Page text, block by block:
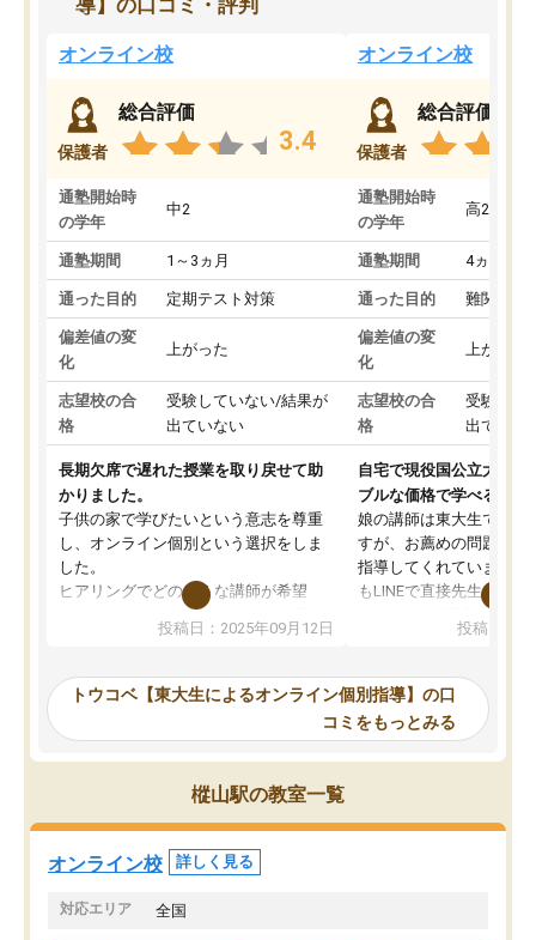
導】の口コミ・評判
オンライン校
保護者
総合評価
3.4
通塾開始時
の学年
中2
通塾期間 1～3ヵ月
通った目的 定期テスト対策
偏差値の変
化
上がった
志望校の合
格
受験していない/結果が
出ていない
長期欠席で遅れた授業を取り戻せて助
かりました。
子供の家で学びたいという意志を尊重
し、オンライン個別という選択をしま
した。
ヒアリングでどのような講師が希望
か、オプションは付帯するかなど選ぶ
事が出来ました。
ーティングを行い、その講師で良いか
見てから講師を決定する事ができま
す。
うちの子は、初回面談の講師の方で決
オンラインツールを使用した単語帳の
共有があり宿題もそちらで出される形
でした。
投稿日：2025年09月12日
オンライン校
保護者
総合評価
通塾開始時
の学年
高2
通塾期間 4ヵ月～1
通った目的 難関私立
偏差値の変
化
上がった
志望校の合
格
受験して
出ていな
自宅で現役国公立大学生
ブルな価格で学べる
娘の講師は東大生では無
すが、お薦めの問題集や
指導してくれています。
もLINEで直接先生に質問
めれるので、個人に合
いなのがあり(有料)、受
ことをどんなスケジュー
くか相談したのですが、
ち期待したものではなく
くなってきたようなので
投稿日：
トウコベ【東大生によるオンライン個別指導】の口
コミをもっとみる
樅山駅の教室一覧
オンライン校 詳しく見る
対応エリア 全国